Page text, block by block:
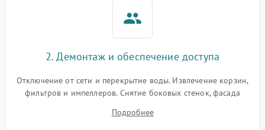
2. Демонтаж и обеспечение доступа
Отключение от сети и перекрытие воды. Извлечение корзин,
фильтров и импеллеров. Снятие боковых стенок, фасада
циркуляционному насосу, ТЭНу и сливной помпе.
Подробнее